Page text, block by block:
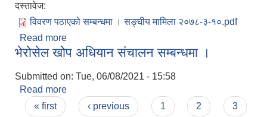
दस्तावेज:
विवरण पठाएको सम्बन्धमा । सङ्घीय मामिला २०७८-३-१०.pdf
Read more
।
भेरोसेल खोप अधियान संचालन सम्बन्धमा ।
Submitted on: Tue, 06/08/2021 - 15:58
Read more
Pages
« first ‹ previous 1 2
3